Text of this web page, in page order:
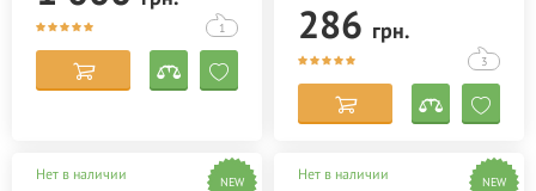
1 286 грн.
3
Нет в наличии NEW Нет в наличии NEW